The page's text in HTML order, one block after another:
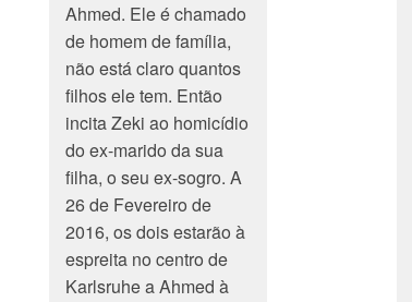
Ahmed. Ele é chamado
de homem de família,
não está claro quantos
filhos ele tem. Então
incita Zeki ao homicídio
do ex-marido da sua
filha, o seu ex-sogro. A
26 de Fevereiro de
2016, os dois estarão à
espreita no centro de
Karlsruhe a Ahmed à